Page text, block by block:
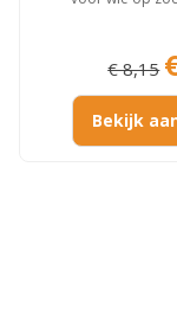
€ 8,15
Bekijk